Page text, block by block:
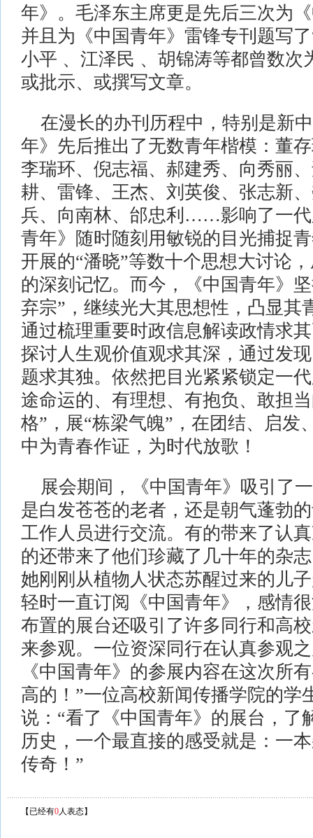
年》。毛泽东主席更是先后三次为
并且为《中国青年》雷锋专刊题写
小平 、江泽民 、胡锦涛等都曾数次
或批示、或撰写文章。
在漫长的办刊历程中，特别是新
年》先后推出了无数青年楷模：董
李瑞环、倪志福、郝建秀、向秀丽
耕、雷锋、王杰、刘英俊、张志新
兵、向南林、邰忠利……影响了一
青年》随时随刻用敏锐的目光捕捉
开展的“潘晓”等数十个思想大讨论
的深刻记忆。而今，《中国青年》
弃宗”，继续光大其思想性，凸显其
通过梳理重要时政信息解读政情求
探讨人生观价值观求其深，通过发
题求其独。依然把目光紧紧锁定一
途命运的、有理想、有抱负、敢担
格”，展“栋梁气魄”，在团结、启发
中为青春作证，为时代放歌！
展会期间，《中国青年》吸引了
是白发苍苍的老者，还是朝气蓬勃
工作人员进行交流。有的带来了认
的还带来了他们珍藏了几十年的杂
她刚刚从植物人状态苏醒过来的儿
轻时一直订阅《中国青年》，感情
布置的展台还吸引了许多同行和高
来参观。一位资深同行在认真参观
《中国青年》的参展内容在这次所
高的！”一位高校新闻传播学院的学
说：“看了《中国青年》的展台，了
历史，一个最直接的感受就是：一
传奇！”
【已经有0人表态】